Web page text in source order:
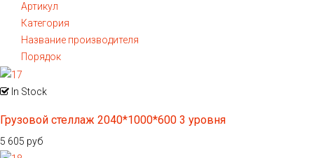
Артикул
Категория
Название производителя
Порядок
In Stock
Грузовой стеллаж 2040*1000*600 3 уровня
5 605 руб